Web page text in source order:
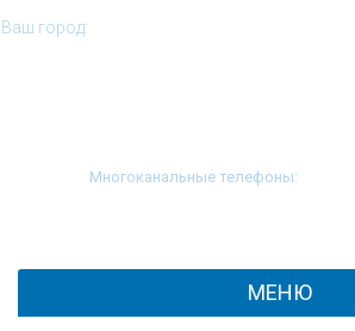
Ваш город:
Многоканальные телефоны:
МЕНЮ